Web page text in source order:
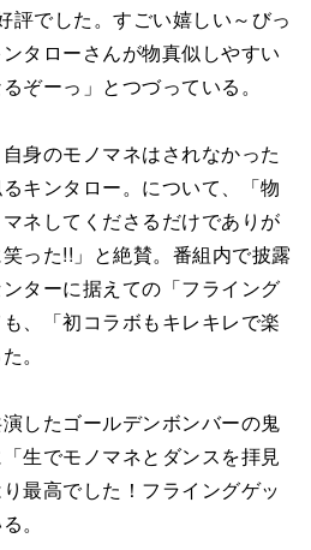
評でした。すごい嬉しい～びっ
タローさんが物真似しやすい
ぞーっ」とつづっている。
身のモノマネはされなかった
キンタロー。について、「物
ネしてくださるだけでありが
った!!」と絶賛。番組内で披露
ターに据えての「フライング
、「初コラボもキレキレで楽
。
したゴールデンボンバーの鬼
生でモノマネとダンスを拝見
最高でした！フライングゲッ
。